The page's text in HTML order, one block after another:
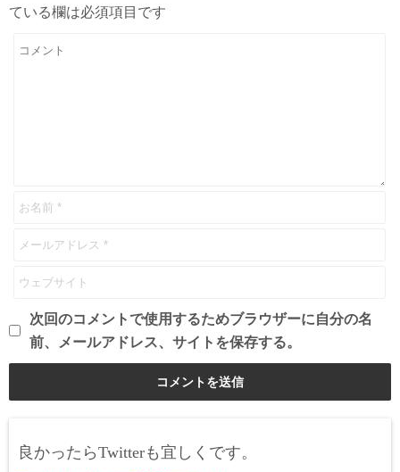
ている欄は必須項目です
次回のコメントで使用するためブラウザーに自分の名
前、メールアドレス、サイトを保存する。
良かったらTwitterも宜しくです。